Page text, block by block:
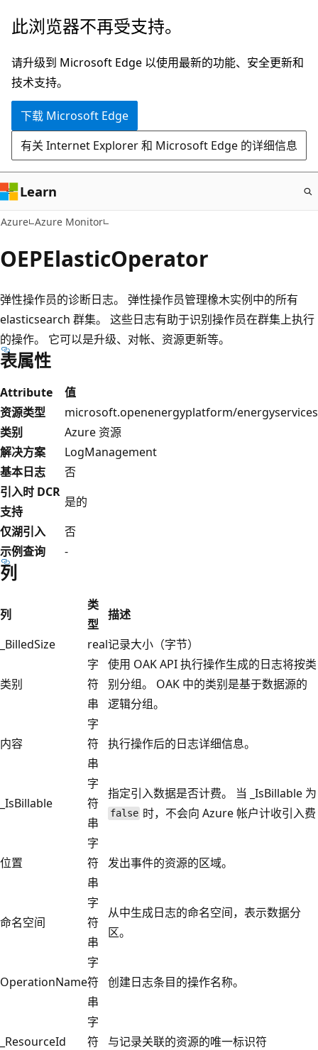
跳
主
要
内
此浏览器不再受支持。
请升级到 Microsoft Edge 以使用最新的功能、安全更新和
技术支持。
下载 Microsoft Edge
有关 Internet Explorer 和 Microsoft Edge 的详细信息
Learn
Azure Azure Monitor
OEPElasticOperator
弹性操作员的诊断日志。 弹性操作员管理橡木实例中的所有
elasticsearch 群集。 这些日志有助于识别操作员在群集上执行
的操作。 它可以是升级、对帐、资源更新等。
表属性
Attribute
值
资源类型
microsoft.openenergyplatform/energyservices
类别
Azure 资源
解决方案
LogManagement
基本日志
否
引入时 DCR
支持
是的
仅湖引入
否
示例查询
-
列
列
类
型
描述
_BilledSize
real记录大小（字节）
类别
字
符
串
使用 OAK API 执行操作生成的日志将按类
别分组。 OAK 中的类别是基于数据源的
逻辑分组。
内容
字
符
串
执行操作后的日志详细信息。
_IsBillable
字
符
串
指定引入数据是否计费。 当 _IsBillable 为
false 时，不会向 Azure 帐户计收引入费
位置
字
符
串
发出事件的资源的区域。
命名空间
字
符
串
从中生成日志的命名空间，表示数据分
区。
OperationName
字
符
串
创建日志条目的操作名称。
_ResourceId
字
符
与记录关联的资源的唯一标识符